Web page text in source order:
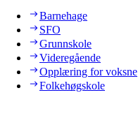
Barnehage
SFO
Grunnskole
Videregående
Opplæring for voksne
Folkehøgskole